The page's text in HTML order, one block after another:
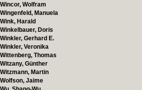
Wincor, Wolfram
Wingenfeld, Manuela
Wink, Harald
Winkelbauer, Doris
Winkler, Gerhard E.
Winkler, Veronika
Wittenberg, Thomas
Witzany, Günther
Witzmann, Martin
Wolfson, Jaime